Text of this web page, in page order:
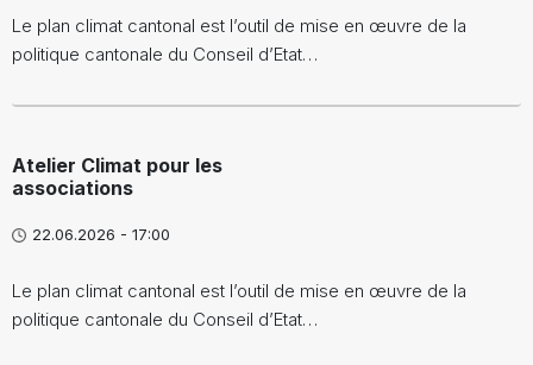
Le plan climat cantonal est l’outil de mise en œuvre de la
politique cantonale du Conseil d’Etat…
Atelier Climat pour les
associations
22.06.2026 - 17:00
Le plan climat cantonal est l’outil de mise en œuvre de la
politique cantonale du Conseil d’Etat…